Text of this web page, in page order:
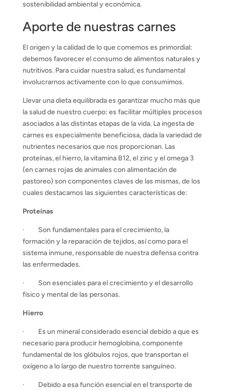
sostenibilidad ambiental y económica.
Aporte de nuestras carnes
El origen y la calidad de lo que comemos es primordial:
debemos favorecer el consumo de alimentos naturales y
nutritivos. Para cuidar nuestra salud, es fundamental
involucrarnos activamente con lo que consumimos.
Llevar una dieta equilibrada es garantizar mucho más que
la salud de nuestro cuerpo: es facilitar múltiples procesos
asociados a las distintas etapas de la vida. La ingesta de
carnes es especialmente beneficiosa, dada la variedad de
nutrientes necesarios que nos proporcionan. Las
proteínas, el hierro, la vitamina B12, el zinc y el omega 3
(en carnes rojas de animales con alimentación de
pastoreo) son componentes claves de las mismas, de los
cuales destacamos las siguientes características de:
Proteínas
· Son fundamentales para el crecimiento, la
formación y la reparación de tejidos, así como para el
sistema inmune, responsable de nuestra defensa contra
las enfermedades.
· Son esenciales para el crecimiento y el desarrollo
físico y mental de las personas.
Hierro
· Es un mineral considerado esencial debido a que es
necesario para producir hemoglobina, componente
fundamental de los glóbulos rojos, que transportan el
oxígeno a lo largo de nuestro torrente sanguíneo.
· Debido a esa función esencial en el transporte de